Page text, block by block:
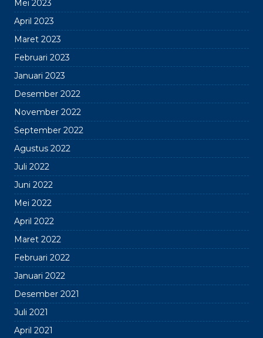
Mei 2023
April 2023
Maret 2023
Februari 2023
Januari 2023
Desember 2022
November 2022
September 2022
Agustus 2022
Juli 2022
Juni 2022
Mei 2022
April 2022
Maret 2022
Februari 2022
Januari 2022
Desember 2021
Juli 2021
April 2021